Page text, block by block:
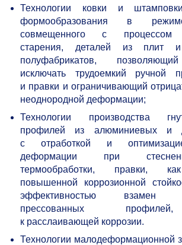
Технологии ковки и
формообразования в
совмещенного с процессом
старения, деталей из плит и
полуфабрикатов,
исключать трудоемкий ручной
и правки и ограничивающий
неоднородной деформации;
Технологии производства
профилей из алюминиевых и
с отработкой и
деформации при
термообработки, правки,
повышенной коррозионной
эффективностью взамен
прессованных
к расслаивающей коррозии.
Технологии малодеформационной